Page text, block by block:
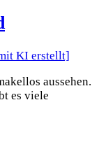
aussehen.
es viele